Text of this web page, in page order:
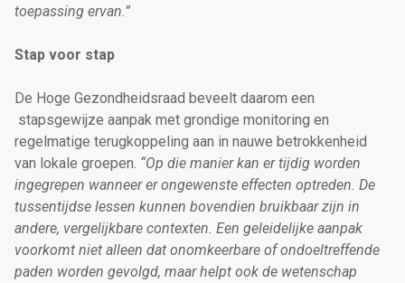
toepassing ervan.”
Stap voor stap
De Hoge Gezondheidsraad beveelt daarom een
stapsgewijze aanpak met grondige monitoring en
regelmatige terugkoppeling aan in nauwe betrokkenheid
van lokale groepen. “Op die manier kan er tijdig worden
ingegrepen wanneer er ongewenste effecten optreden. De
tussentijdse lessen kunnen bovendien bruikbaar zijn in
andere, vergelijkbare contexten. Een geleidelijke aanpak
voorkomt niet alleen dat onomkeerbare of ondoeltreffende
paden worden gevolgd, maar helpt ook de wetenschap